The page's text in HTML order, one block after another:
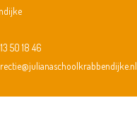
50 18 46